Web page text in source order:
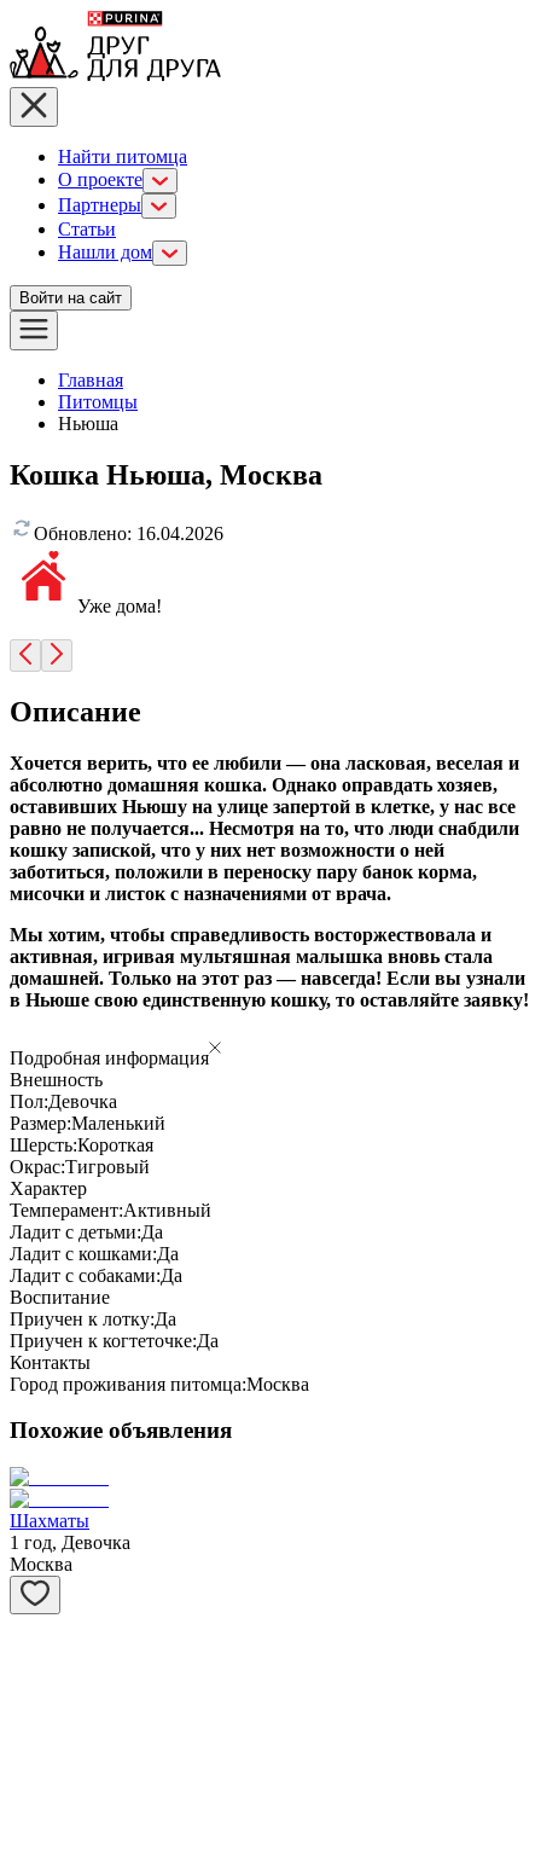
Найти питомца
О проекте
Партнеры
Статьи
Нашли дом
Войти на сайт
Главная
Питомцы
Ньюша
Кошка Ньюша, Москва
Обновлено: 16.04.2026
Уже дома!
Описание
Хочется верить, что ее любили — она ласковая, веселая и
абсолютно домашняя кошка. Однако оправдать хозяев,
оставивших Ньюшу на улице запертой в клетке, у нас все
равно не получается... Несмотря на то, что люди снабдили
кошку запиской, что у них нет возможности о ней
заботиться, положили в переноску пару банок корма,
мисочки и листок с назначениями от врача.
Мы хотим, чтобы справедливость восторжествовала и
активная, игривая мультяшная малышка вновь стала
домашней. Только на этот раз — навсегда! Если вы узнали
в Ньюше свою единственную кошку, то оставляйте заявку!
Подробная информация
Внешность
Пол:Девочка
Размер:Маленький
Шерсть:Короткая
Окрас:Тигровый
Характер
Темперамент:Активный
Ладит с детьми:Да
Ладит с кошками:Да
Ладит с собаками:Да
Воспитание
Приучен к лотку:Да
Приучен к когтеточке:Да
Контакты
Город проживания питомца:Москва
Похожие объявления
Шахматы
1 год, Девочка
Москва